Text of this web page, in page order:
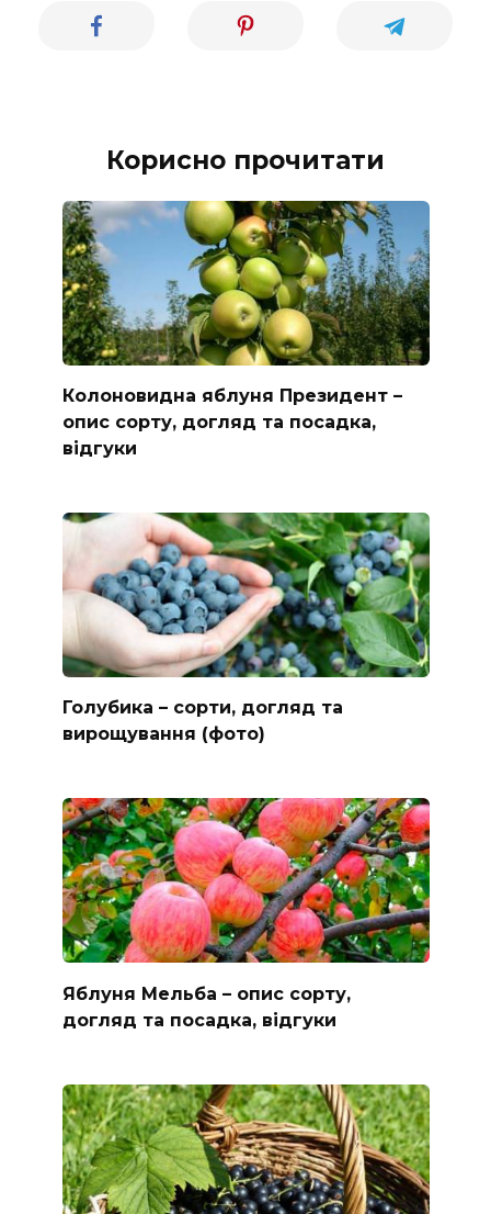
Корисно прочитати
Колоновидна яблуня Президент –
опис сорту, догляд та посадка,
відгуки
Голубика – сорти, догляд та
вирощування (фото)
Яблуня Мельба – опис сорту,
догляд та посадка, відгуки